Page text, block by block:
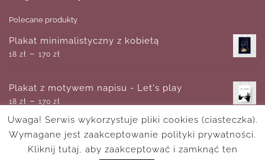
Polecane produkty
Plakat minimalistyczny z kobietą
18 zł – 170 zł
Plakat z motywem napisu - Let's play
18 zł – 170 zł
Obraz z krajobrazem jezior Geroldsee
zł–750zł
Uwaga! Serwis wykorzystuje pliki cookies (ciasteczka).
Wymagane jest zaakceptowanie polityki prywatności.
Kliknij tutaj, aby zaakceptować i zamknąć ten